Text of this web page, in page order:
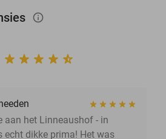
info_outlined
aan het Linneaushof - in
echt dikke prima! Het was